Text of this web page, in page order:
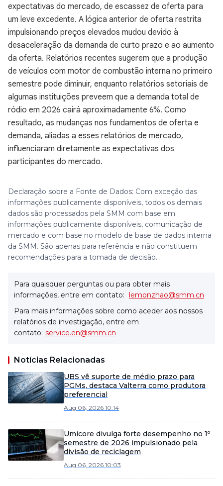
expectativas do mercado, de escassez de oferta para
um leve excedente. A lógica anterior de oferta restrita
impulsionando preços elevados mudou devido à
desaceleração da demanda de curto prazo e ao aumento
da oferta. Relatórios recentes sugerem que a produção
de veículos com motor de combustão interna no primeiro
semestre pode diminuir, enquanto relatórios setoriais de
algumas instituições preveem que a demanda total de
ródio em 2026 cairá aproximadamente 6%. Como
resultado, as mudanças nos fundamentos de oferta e
demanda, aliadas a esses relatórios de mercado,
influenciaram diretamente as expectativas dos
participantes do mercado.
Declaração sobre a Fonte de Dados: Com exceção das
informações publicamente disponíveis, todos os demais
dados são processados pela SMM com base em
informações publicamente disponíveis, comunicação de
mercado e com base no modelo de base de dados interna
da SMM. São apenas para referência e não constituem
recomendações para a tomada de decisão.
Para quaisquer perguntas ou para obter mais
informações, entre em contato: lemonzhao@smm.cn
Para mais informações sobre como aceder aos nossos
relatórios de investigação, entre em
contato: service.en@smm.cn
Notícias Relacionadas
UBS vê suporte de médio prazo para
PGMs, destaca Valterra como produtora
preferencial
Aug 06, 2026 10:14
Umicore divulga forte desempenho no 1º
semestre de 2026 impulsionado pela
divisão de reciclagem
Aug 06, 2026 10:03